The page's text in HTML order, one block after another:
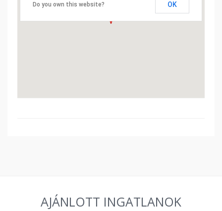
Do you own this website? OK
AJÁNLOTT INGATLANOK